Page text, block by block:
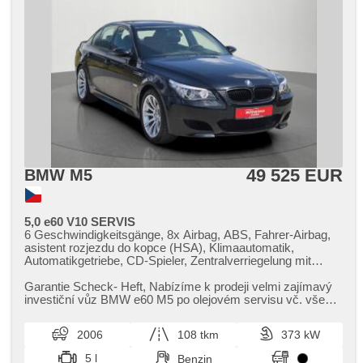
BMW M5 49 525 EUR
5,0 e60 V10 SERVIS
6 Geschwindigkeitsgänge, 8x Airbag, ABS, Fahrer-Airbag,
asistent rozjezdu do kopce (HSA), Klimaautomatik,
Automatikgetriebe, CD-Spieler, Zentralverriegelung mit
Beifahrerairbagdeaktivierung, Teilbare Rücksitzbank, DVD-
Player, El. Seitenscheiben, El. Vorderscheiben, El.
Wegfahrsperre, isofix, Klimaanlage, Alufelgen,
Nebelscheinwerfer, Multifunktionslenkrad, Lenkrad
einstellbar, Scheinwerferwaschanlagen, Bordcomputer,
Garantie Scheck​- Heft,​ Nabízíme k prodeji velmi zajímavý
investiční vůz BMW e60 M5 po olejovém servisu vč. všech
2006 108 tkm
373 kW
5 l
Benzin